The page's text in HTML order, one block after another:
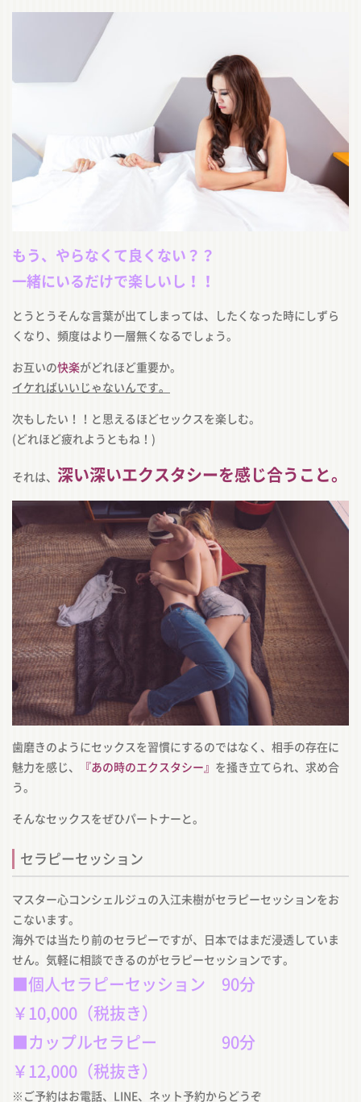
もう、やらなくて良くない？？
一緒にいるだけで楽しいし！！
とうとうそんな言葉が出てしまっては、したくなった時にしずら
くなり、頻度はより一層無くなるでしょう。
お互いの快楽がどれほど重要か。
イケればいいじゃないんです。
次もしたい！！と思えるほどセックスを楽しむ。
(どれほど疲れようともね！)
それは、 深い深いエクスタシーを感じ合うこと。
歯磨きのようにセックスを習慣にするのではなく、相手の存在に
魅力を感じ、
『あの時のエクスタシー』 を掻き立てられ、求め合
う。
そんなセックスをぜひパートナーと。
セラピーセッション
マスター心コンシェルジュの入江未樹がセラピーセッションをお
こないます。
海外では当たり前のセラピーですが、日本ではまだ浸透していま
せん。気軽に相談できるのがセラピーセッションです。
■個人セラピーセッション 90分
￥10,000（税抜き）
■カップルセラピー 90分
￥12,000（税抜き）
※ご予約はお電話、LINE、ネット予約からどうぞ